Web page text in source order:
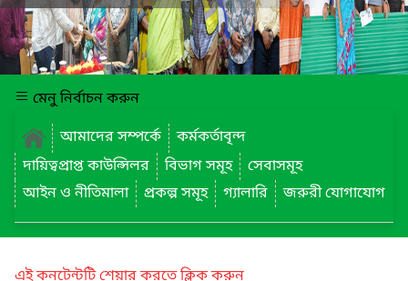
মেনু নির্বাচন করুন
আমাদের সম্পর্কে
কর্মকর্তাবৃন্দ
দায়িত্বপ্রাপ্ত কাউন্সিলর
বিভাগ সমূহ
সেবাসমূহ
আইন ও নীতিমালা
প্রকল্প সমূহ গ্যালারি জরুরী যোগাযোগ
এই কনটেন্টটি শেয়ার করতে ক্লিক করুন